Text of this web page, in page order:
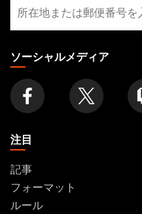
FOOTER
寄
り
の
店
舗
を
探
ソーシャルメディア
注目
記事
フォーマット
ルール